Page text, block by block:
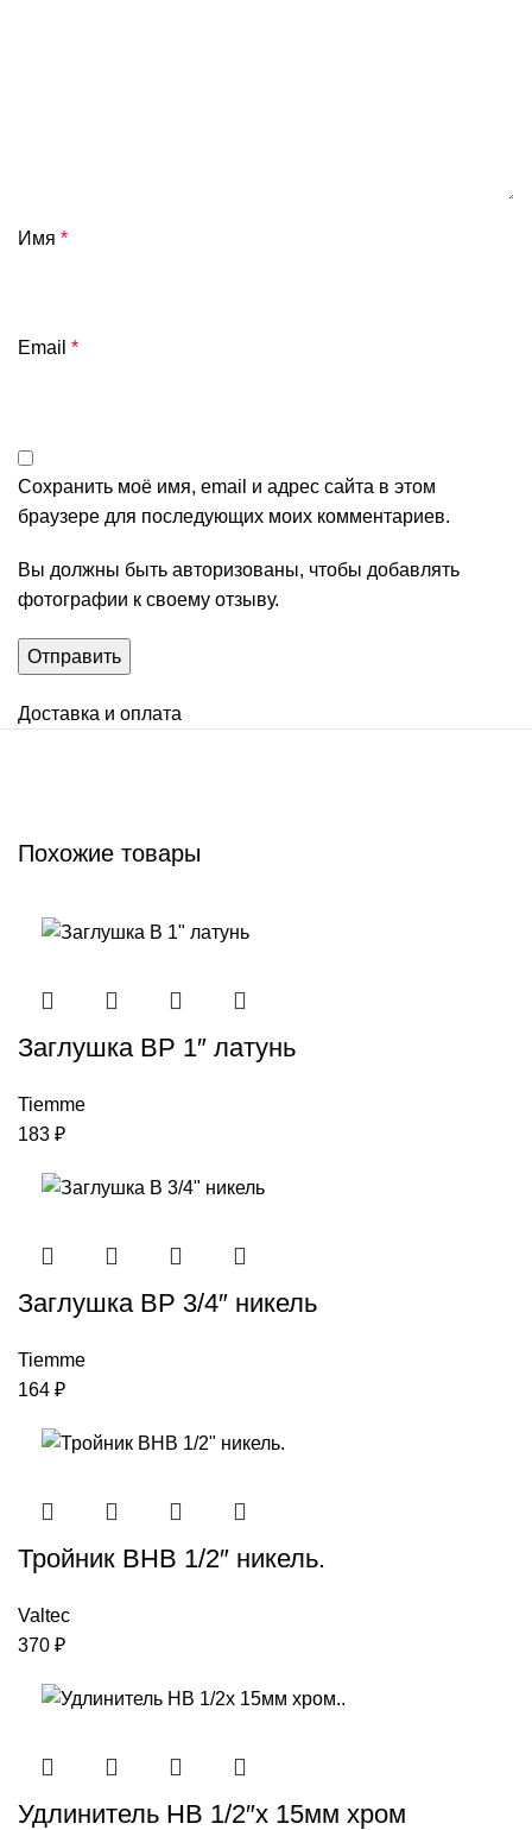
Имя *
Email *
Сохранить моё имя, email и адрес сайта в этом
браузере для последующих моих комментариев.
Вы должны быть авторизованы, чтобы добавлять
фотографии к своему отзыву.
Доставка и оплата
Похожие товары
Заглушкa ВР 1″ латунь
Tiemme
183 ₽
Заглушка ВР 3/4″ никель
Tiemme
164 ₽
Тройник ВНВ 1/2″ никель.
Valtec
370 ₽
Удлинитель НВ 1/2″x 15мм хром